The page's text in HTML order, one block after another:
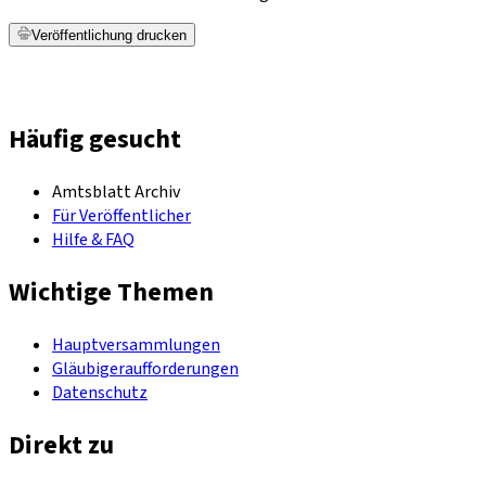
Veröffentlichung drucken
Häufig gesucht
Amtsblatt Archiv
Für Veröffentlicher
Hilfe & FAQ
Wichtige Themen
Hauptversammlungen
Gläubigeraufforderungen
Datenschutz
Direkt zu